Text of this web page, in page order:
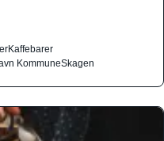
Kaffebarer
KommuneSkagen